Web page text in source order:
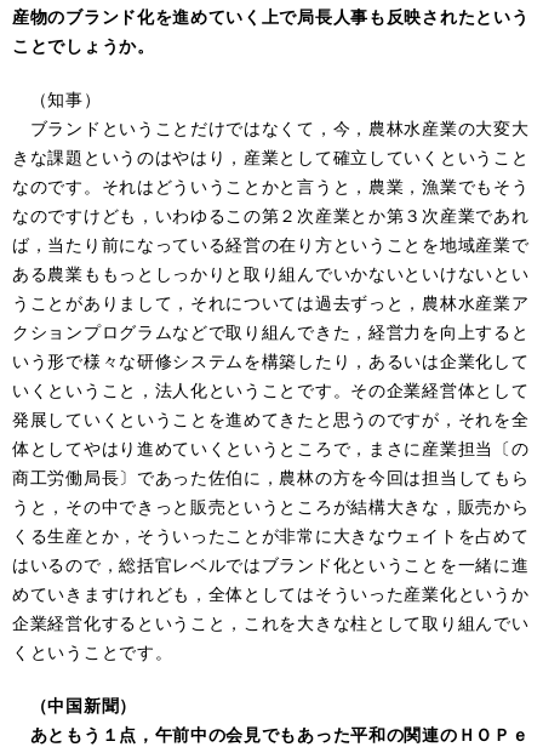
産物のブランド化を進めていく上で局長人事も反映されたという
ことでしょうか。
（知事）
ブランドということだけではなくて，今，農林水産業の大変大
きな課題というのはやはり，産業として確立していくということ
なのです。それはどういうことかと言うと，農業，漁業でもそう
なのですけども，いわゆるこの第２次産業とか第３次産業であれ
ば，当たり前になっている経営の在り方ということを地域産業で
ある農業ももっとしっかりと取り組んでいかないといけないとい
うことがありまして，それについては過去ずっと，農林水産業ア
クションプログラムなどで取り組んできた，経営力を向上すると
いう形で様々な研修システムを構築したり，あるいは企業化して
いくということ，法人化ということです。その企業経営体として
発展していくということを進めてきたと思うのですが，それを全
体としてやはり進めていくというところで，まさに産業担当〔の
商工労働局長〕であった佐伯に，農林の方を今回は担当してもら
うと，その中できっと販売というところが結構大きな，販売から
くる生産とか，そういったことが非常に大きなウェイトを占めて
はいるので，総括官レベルではブランド化ということを一緒に進
めていきますけれども，全体としてはそういった産業化というか
企業経営化するということ，これを大きな柱として取り組んでい
くということです。
（中国新聞）
あともう１点，午前中の会見でもあった平和の関連のＨＯＰｅ